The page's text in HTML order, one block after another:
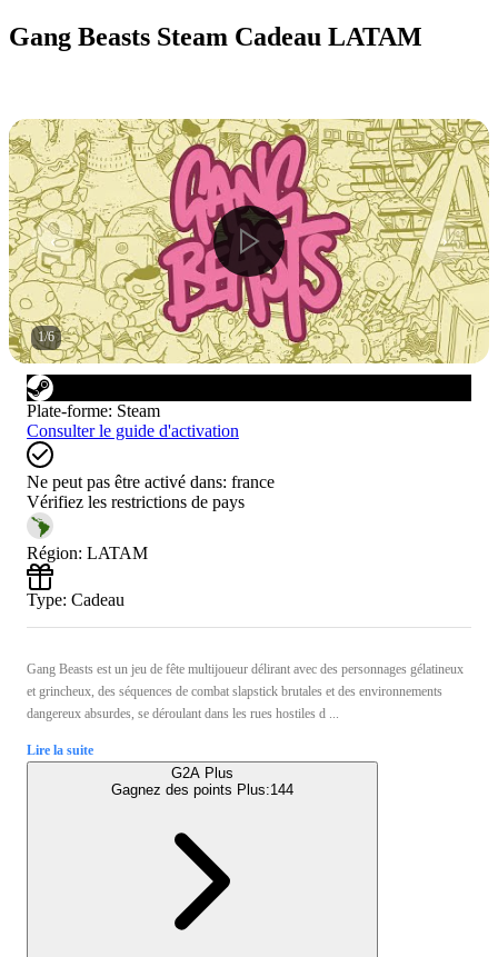
Gang Beasts Steam Cadeau LATAM
1/6
Plate-forme: Steam
Consulter le guide d'activation
Ne peut pas être activé dans: france
Vérifiez les restrictions de pays
Région: LATAM
Type: Cadeau
Gang Beasts est un jeu de fête multijoueur délirant avec des personnages gélatineux
et grincheux, des séquences de combat slapstick brutales et des environnements
dangereux absurdes, se déroulant dans les rues hostiles d ...
Lire la suite
G2A Plus
Gagnez des points Plus:144